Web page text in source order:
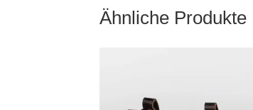
Ähnliche Produkte